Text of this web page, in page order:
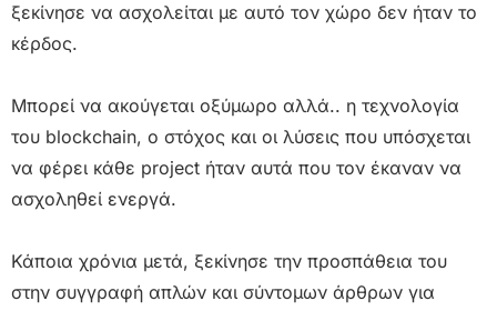
ξεκίνησε να ασχολείται με αυτό τον χώρο δεν ήταν το
κέρδος.
Μπορεί να ακούγεται οξύμωρο αλλά.. η τεχνολογία
του blockchain, ο στόχος και οι λύσεις που υπόσχεται
να φέρει κάθε project ήταν αυτά που τον έκαναν να
ασχοληθεί ενεργά.
Κάποια χρόνια μετά, ξεκίνησε την προσπάθεια του
στην συγγραφή απλών και σύντομων άρθρων για